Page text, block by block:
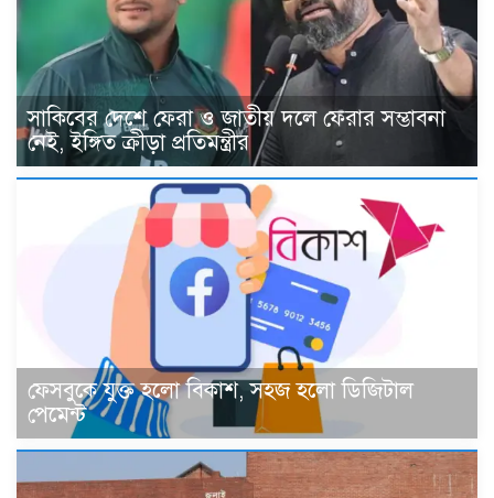
সাকিবের দেশে ফেরা ও জাতীয় দলে ফেরার সম্ভাবনা
নেই, ইঙ্গিত ক্রীড়া প্রতিমন্ত্রীর
ফেসবুকে যুক্ত হলো বিকাশ, সহজ হলো ডিজিটাল
পেমেন্ট